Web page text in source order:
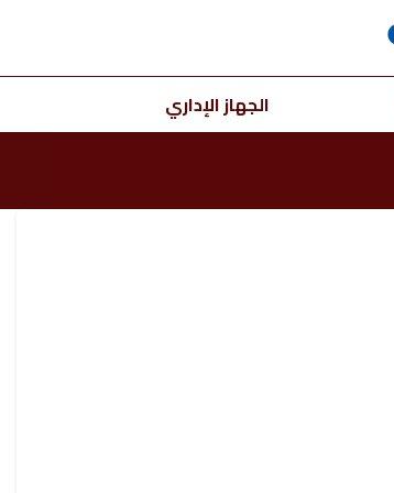
الجهاز الإداري